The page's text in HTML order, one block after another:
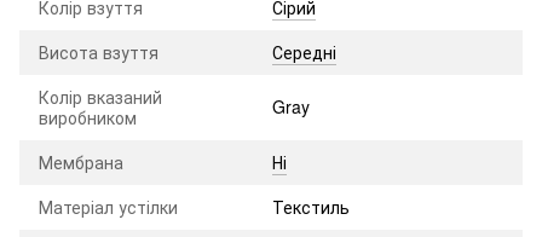
Колір взуття
Сірий
Висота взуття
Середні
Колір вказаний
виробником
Gray
Мембрана
Ні
Матеріал устілки
Текстиль